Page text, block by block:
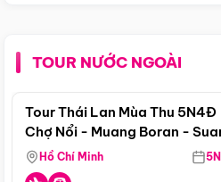
TOUR NƯỚC NGOÀI
Tour Thái Lan Mùa Thu
Chợ Nổi - Muang Boran -
Hồ Chí Minh